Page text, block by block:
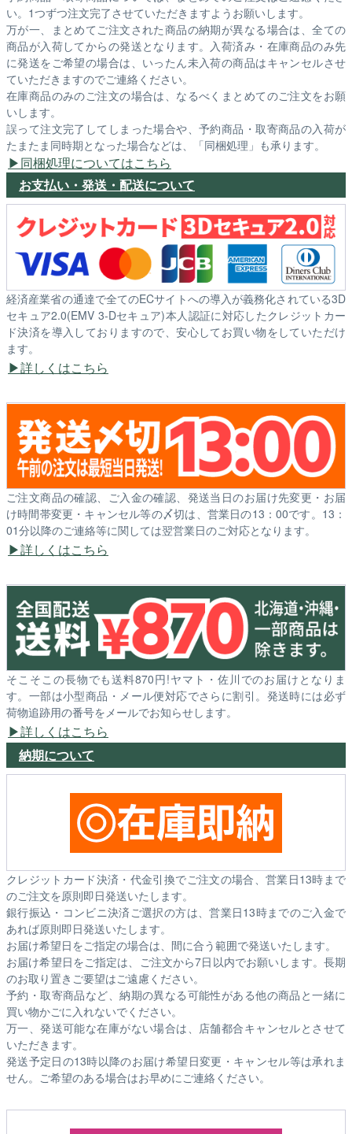
い。1つずつ注文完了させていただきますようお願いします。
万が一、まとめてご注文された商品の納期が異なる場合は、全ての
商品が入荷してからの発送となります。入荷済み・在庫商品のみ先
に発送をご希望の場合は、いったん未入荷の商品はキャンセルさせ
ていただきますのでご連絡ください。
在庫商品のみのご注文の場合は、なるべくまとめてのご注文をお願
いします。
誤って注文完了してしまった場合や、予約商品・取寄商品の入荷が
たまたま同時期となった場合などは、「同梱処理」も承ります。
同梱処理についてはこちら
お支払い・発送・配送について
経済産業省の通達で全てのECサイトへの導入が義務化されている3D
セキュア2.0(EMV 3-Dセキュア)本人認証に対応したクレジットカー
ド決済を導入しておりますので、安心してお買い物をしていただけ
ます。
詳しくはこちら
ご注文商品の確認、ご入金の確認、発送当日のお届け先変更・お届
け時間帯変更・キャンセル等の〆切は、営業日の13：00です。13：
01分以降のご連絡等に関しては翌営業日のご対応となります。
詳しくはこちら
そこそこの長物でも送料870円!ヤマト・佐川でのお届けとなりま
す。一部は小型商品・メール便対応でさらに割引。発送時には必ず
荷物追跡用の番号をメールでお知らせします。
詳しくはこちら
納期について
クレジットカード決済・代金引換でご注文の場合、営業日13時まで
のご注文を原則即日発送いたします。
銀行振込・コンビニ決済ご選択の方は、営業日13時までのご入金で
あれば原則即日発送いたします。
お届け希望日をご指定の場合は、間に合う範囲で発送いたします。
お届け希望日をご指定は、ご注文から7日以内でお願いします。長期
のお取り置きご要望はご遠慮ください。
予約・取寄商品など、納期の異なる可能性がある他の商品と一緒に
買い物かごに入れないでください。
万一、発送可能な在庫がない場合は、店舗都合キャンセルとさせて
いただきます。
発送予定日の13時以降のお届け希望日変更・キャンセル等は承れま
せん。ご希望のある場合はお早めにご連絡ください。